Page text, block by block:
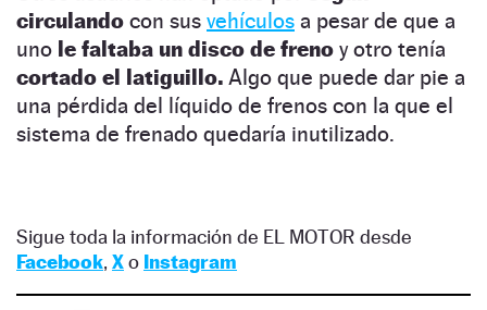
circulando con sus vehículos a pesar de que a
uno le faltaba un disco de freno y otro tenía
cortado el latiguillo. Algo que puede dar pie a
una pérdida del líquido de frenos con la que el
sistema de frenado quedaría inutilizado.
Sigue toda la información de EL MOTOR desde
Facebook, Xo Instagram